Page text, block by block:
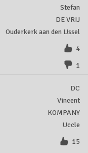
Stefan
DE VRIJ
Ouderkerk aan den IJssel
4
1
DC
Vincent
KOMPANY
Uccle
15